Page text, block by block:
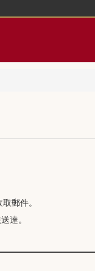
取郵件。
達。